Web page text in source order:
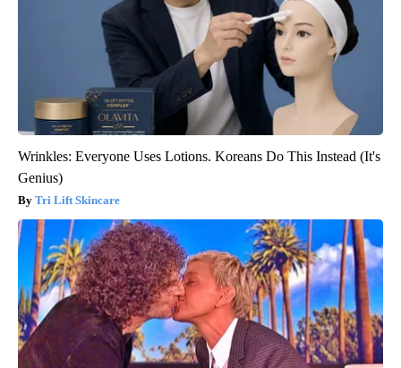
Wrinkles: Everyone Uses Lotions. Koreans Do This Instead (It's
Genius)
Tri Lift Skincare